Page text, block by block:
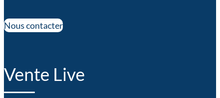
Nous contacter
Vente Live